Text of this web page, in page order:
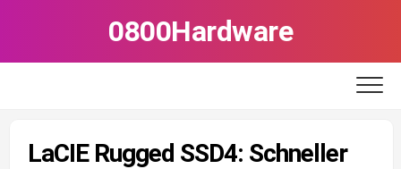
0800Hardware
LaCIE Rugged SSD4: Schneller